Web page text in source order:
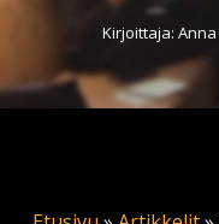
Kirjoittaja: Anna